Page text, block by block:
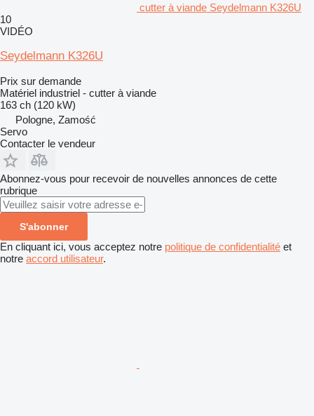
cutter à viande Seydelmann K326U
10
VIDÉO
Seydelmann K326U
Prix sur demande
Matériel industriel - cutter à viande
163 ch (120 kW)
Pologne, Zamość
Servo
Contacter le vendeur
Abonnez-vous pour recevoir de nouvelles annonces de cette
rubrique
S'abonner
En cliquant ici, vous acceptez notre politique de confidentialité et
notre accord utilisateur.